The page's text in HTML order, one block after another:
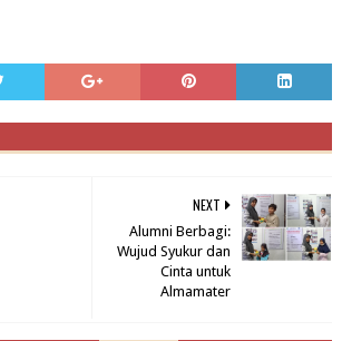
NEXT
Alumni Berbagi:
Wujud Syukur dan
Cinta untuk
Almamater